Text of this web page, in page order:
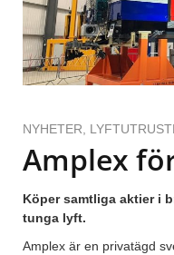
NYHETER
Amplex
Köper samtliga aktier i
tunga lyft.
Amplex är en privatägd